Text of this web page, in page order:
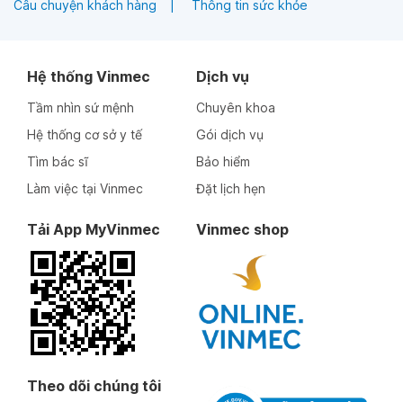
Câu chuyện khách hàng Thông tin sức khỏe
Hệ thống Vinmec
Tầm nhìn sứ mệnh
Hệ thống cơ sở y tế
Tìm bác sĩ
Làm việc tại Vinmec
Dịch vụ
Chuyên khoa
Gói dịch vụ
Bảo hiểm
Đặt lịch hẹn
Tải App MyVinmec Vinmec shop
Theo dõi chúng tôi